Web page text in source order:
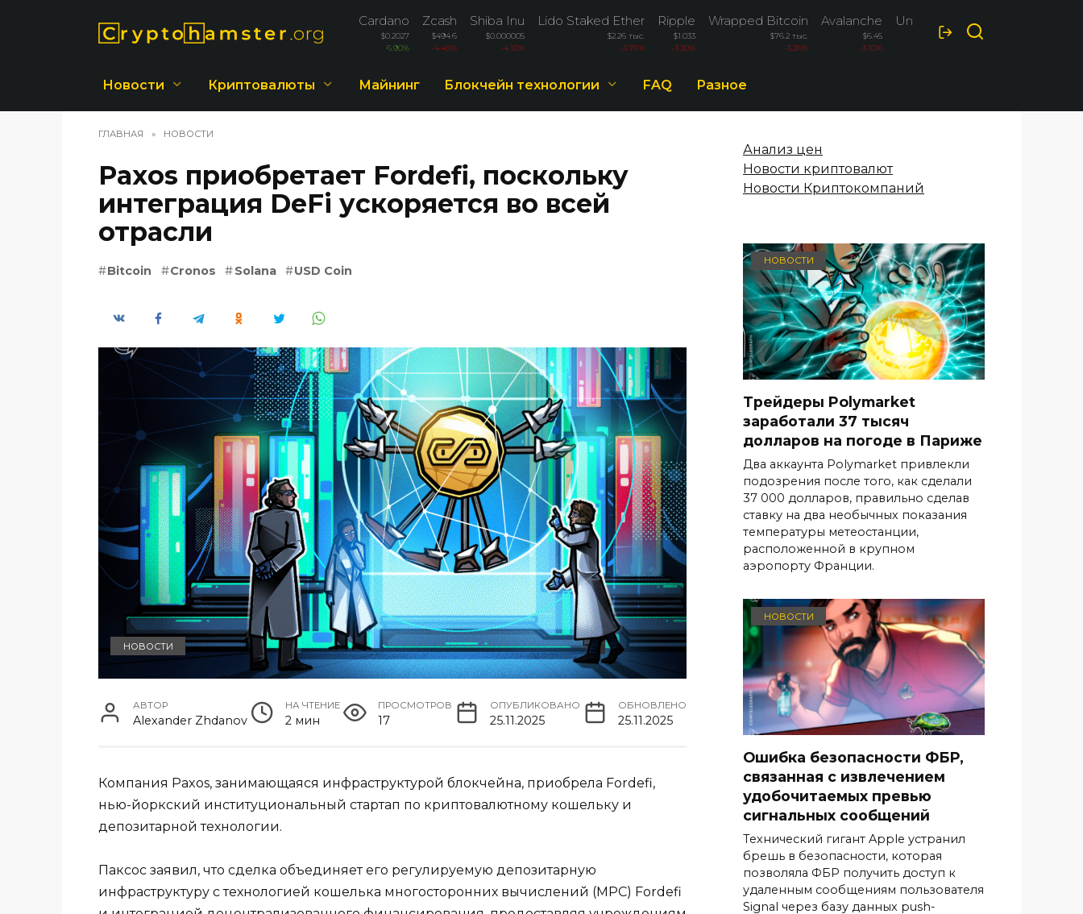
Cardano
$0.2027
6.90%
Zcash
$494.6
-4.40%
Shiba Inu
$0.000005
-4.10%
Lido Staked Ether
$2.26 тыс.
-3.76%
Ripple
$1.033
-3.30%
Wrapped Bitcoin
$76.2 тыс.
-3.26%
Avalanche
$6.45
-3.10%
Uniswap
$4.02
Новости Криптовалюты Майнинг Блокчейн технологии FAQ Разное
ГЛАВНАЯ » НОВОСТИ
Paxos приобретает Fordefi, поскольку
интеграция DeFi ускоряется во всей
отрасли
Bitcoin Cronos Solana USD Coin
НОВОСТИ
АВТОР
Alexander Zhdanov
НА ЧТЕНИЕ
2 мин
ПРОСМОТРОВ
17
ОПУБЛИКОВАНО
25.11.2025
ОБНОВЛЕНО
25.11.2025
Компания Paxos, занимающаяся инфраструктурой блокчейна, приобрела Fordefi,
нью-йоркский институциональный стартап по криптовалютному кошельку и
депозитарной технологии.
Паксос заявил, что сделка объединяет его регулируемую депозитарную
инфраструктуру с технологией кошелька многосторонних вычислений (MPC) Fordefi
Анализ цен
Новости криптовалют
Новости Криптокомпаний
НОВОСТИ
Трейдеры Polymarket
заработали 37 тысяч
долларов на погоде в Париже
Два аккаунта Polymarket привлекли
подозрения после того, как сделали
37 000 долларов, правильно сделав
ставку на два необычных показания
температуры метеостанции,
расположенной в крупном
аэропорту Франции.
НОВОСТИ
Ошибка безопасности ФБР,
связанная с извлечением
удобочитаемых превью
сигнальных сообщений
Технический гигант Apple устранил
брешь в безопасности, которая
позволяла ФБР получить доступ к
удаленным сообщениям пользователя
Signal через базу данных push-